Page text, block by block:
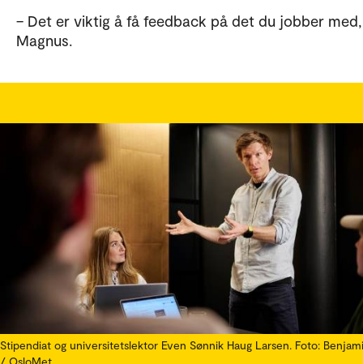
– Det er viktig å få feedback på det du jobber
Magnus.
Stipendiat og universitetslektor Even Sønnik Haug Larsen. Foto:
/ OsloMet